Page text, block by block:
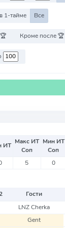
1-тайме Все
Кроме после 🏆
ИТ Макс ИТ
Соп
Мин ИТ
Соп
5 0
Гости
LNZ Cherka
Gent